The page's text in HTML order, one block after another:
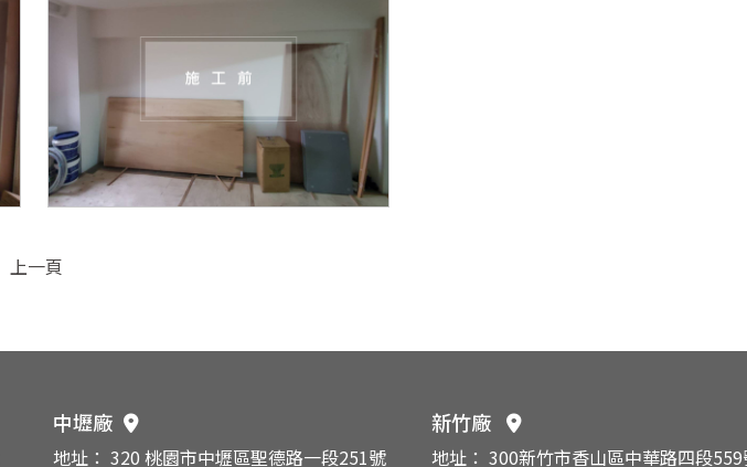
上一頁
中壢廠
地址： 320 桃園市中壢區聖德路一段251號
新竹廠
地址： 300新竹市香山區中華路四段559